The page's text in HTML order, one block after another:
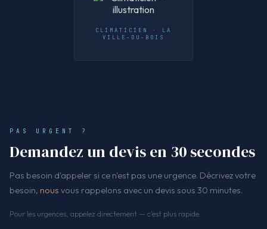
CLIMATICIEN · LA
VILLE-DU-BOIS
PAS URGENT ?
Demandez un devis en 30 secondes
Pas besoin d'appeler si ce n'est pas une urgence. Décrivez votre
besoin, nous vous rappelons avec un devis sous 30 minutes.
Pour les urgences, appelez directement — c'est plus rapide.